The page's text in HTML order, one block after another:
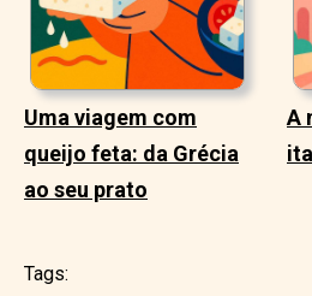
Uma viagem com
queijo feta: da Grécia
ao seu prato
A
Tags: